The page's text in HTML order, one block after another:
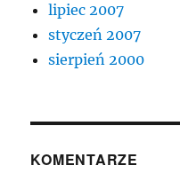
lipiec 2007
styczeń 2007
sierpień 2000
KOMENTARZE